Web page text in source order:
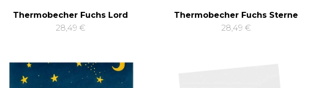
Thermobecher Fuchs Lord
28,49 €
Thermobecher Fuchs Sterne
28,49 €